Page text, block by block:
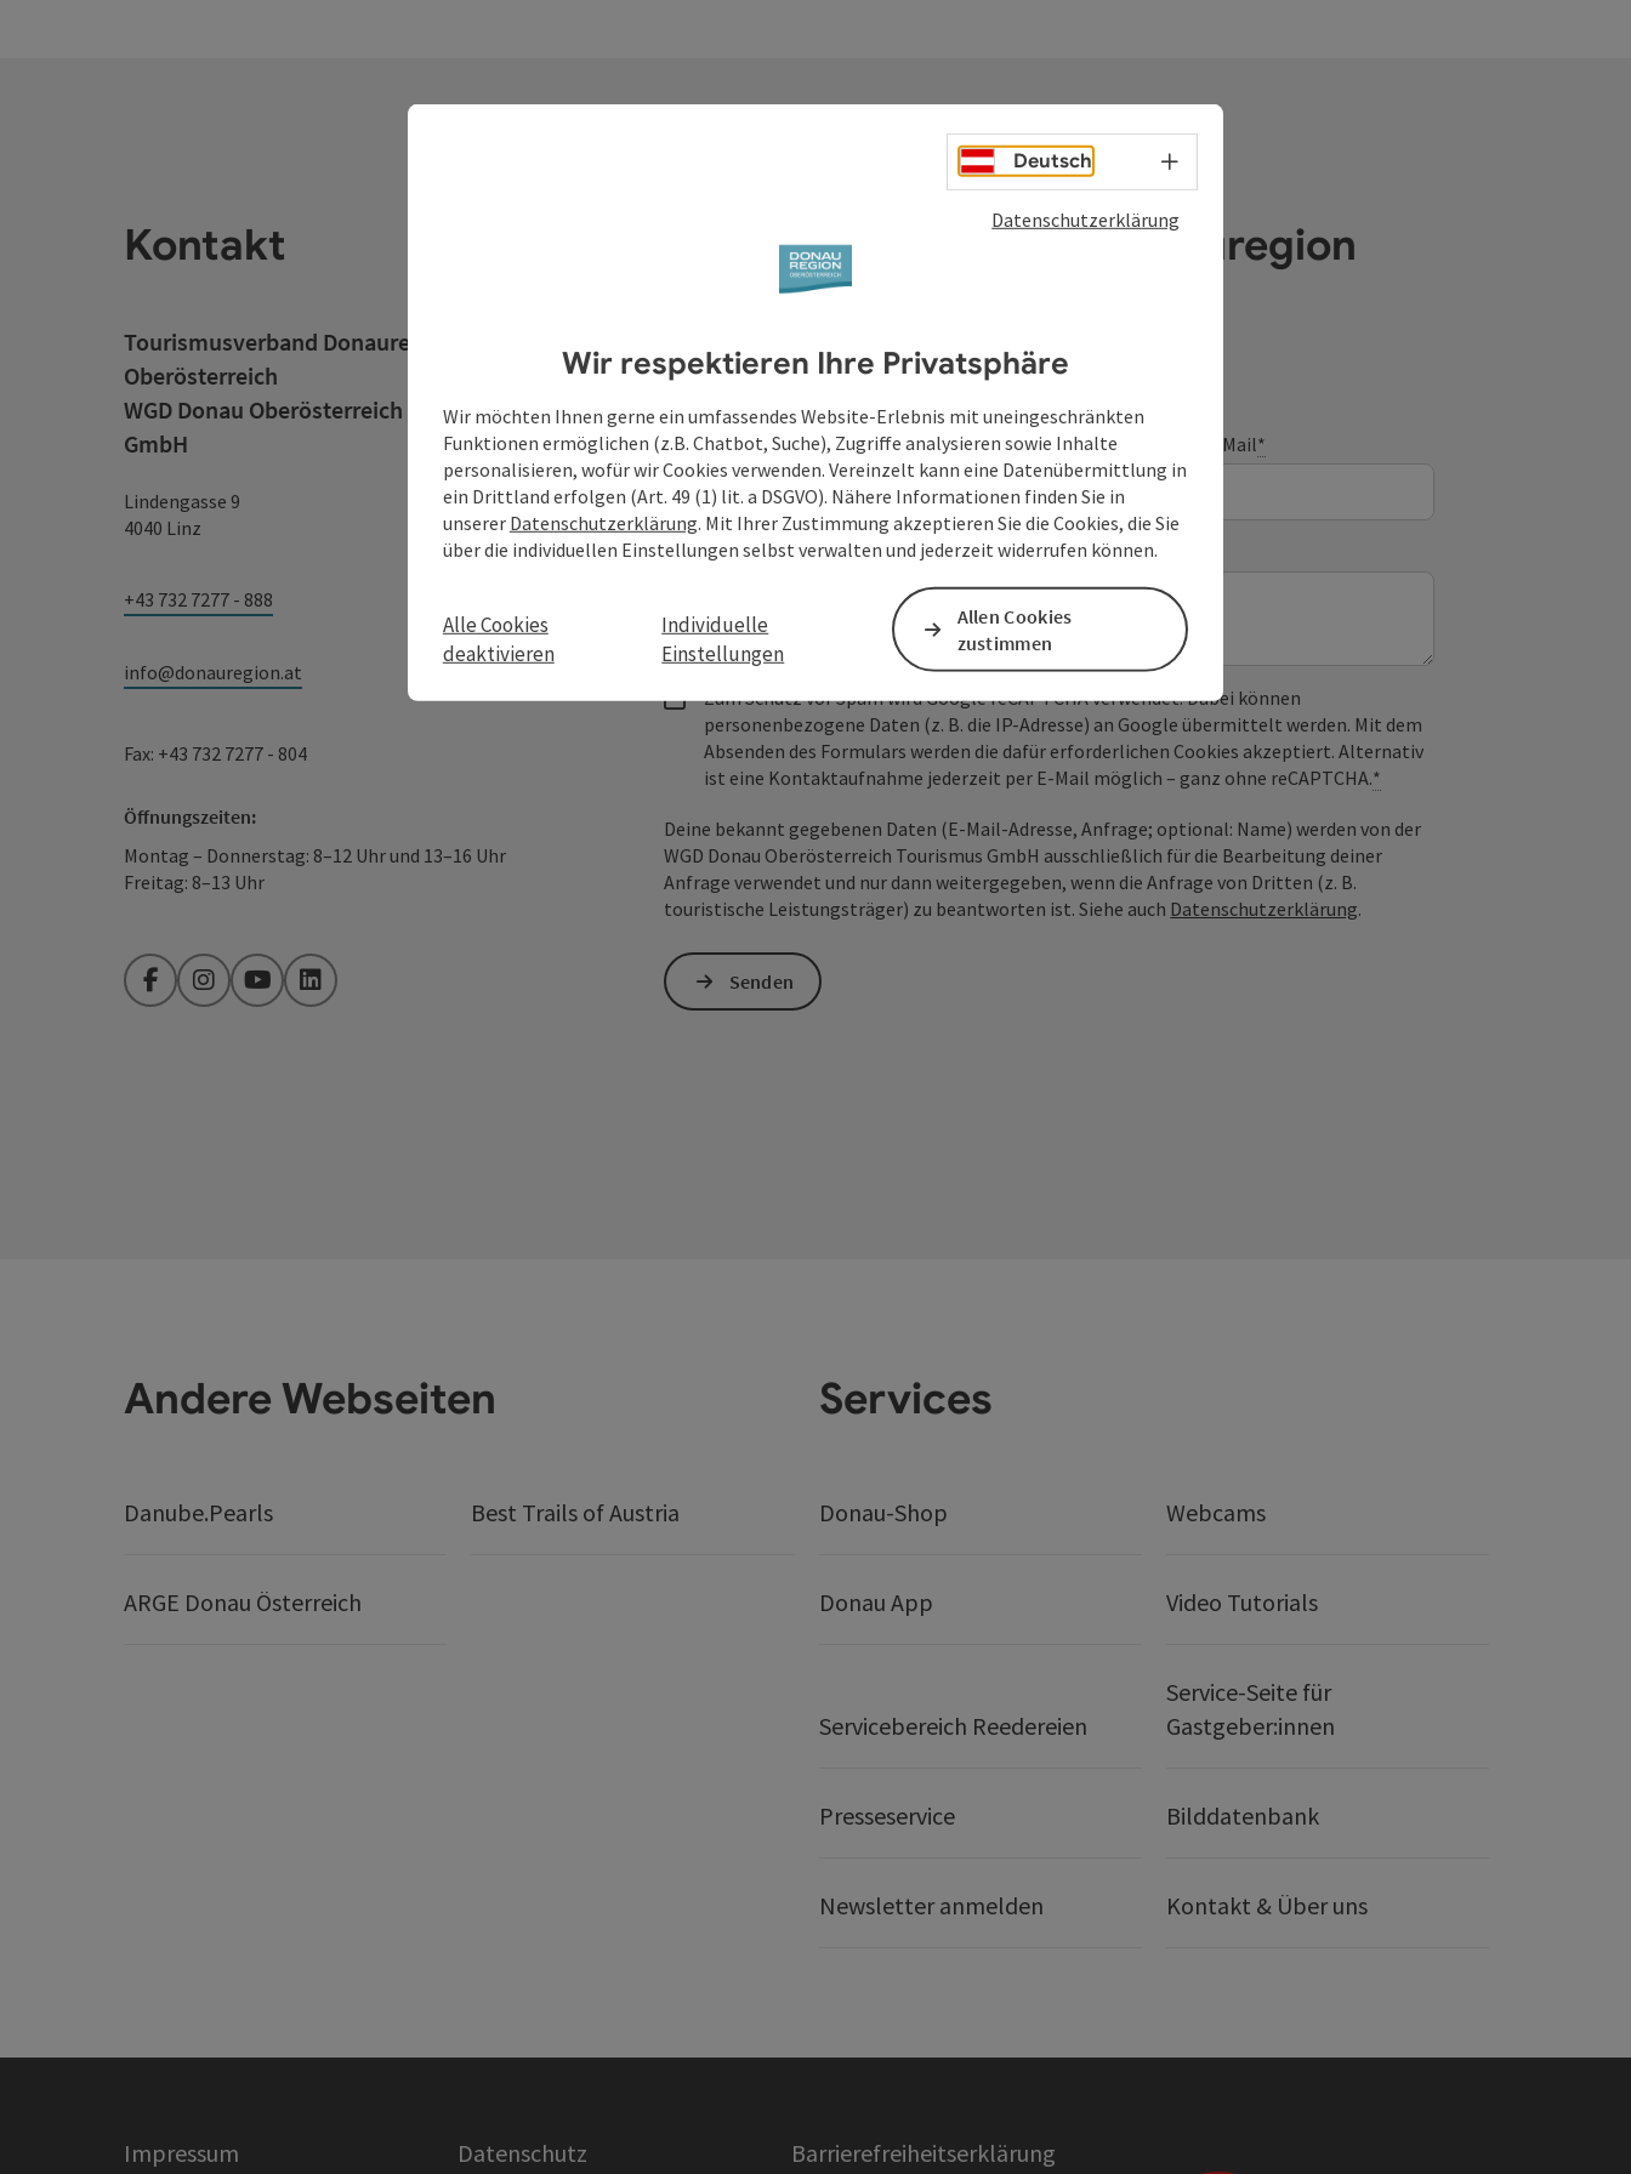
Kontakt
Tourismusverband Donauregion
Oberösterreich
WGD Donau Oberösterreich Tourismus
GmbH
Lindengasse 9
4040 Linz
+43 732 7277 - 888
info@donauregion.at
Fax: +43 732 7277 - 804
Öffnungszeiten:
Montag – Donnerstag: 8–12 Uhr und 13–16 Uhr
Freitag: 8–13 Uhr
FacebookInstagramYouTubeLinkedIn
Deine Anfrage an die Donauregion
Oberösterreich
Felder mit
Vorname Nachname E-Mail*
Unverbindliche Anfrage*
Zum Schutz vor Spam wird Google reCAPTCHA verwendet. Dabei können
personenbezogene Daten (z. B. die IP-Adresse) an Google übermittelt werden. Mit dem
Absenden des Formulars werden die dafür erforderlichen Cookies akzeptiert. Alternativ
ist eine Kontaktaufnahme jederzeit per E-Mail möglich – ganz ohne reCAPTCHA.*
Deine bekannt gegebenen Daten (E-Mail-Adresse, Anfrage; optional: Name) werden von der
WGD Donau Oberösterreich Tourismus GmbH ausschließlich für die Bearbeitung deiner
Anfrage verwendet und nur dann weitergegeben, wenn die Anfrage von Dritten (z. B.
touristische Leistungsträger) zu beantworten ist. Siehe auch Datenschutzerklärung.
Senden
Andere Webseiten
Danube.Pearls Best Trails of Austria
ARGE Donau Österreich
Services
Donau-Shop Webcams
Donau App Video Tutorials
Servicebereich Reedereien
Service-Seite für
Gastgeber:innen
Presseservice Bilddatenbank
Newsletter anmelden Kontakt & Über uns
Impressum Datenschutz Barrierefreiheitserklärung
Deutsch Sprachwahl - Menü öffnen
Datenschutzerklärung
Wir respektieren Ihre Privatsphäre
Wir möchten Ihnen gerne ein umfassendes Website-Erlebnis mit uneingeschränkten
Funktionen ermöglichen (z.B. Chatbot, Suche), Zugriffe analysieren sowie Inhalte
personalisieren, wofür wir Cookies verwenden. Vereinzelt kann eine Datenübermittlung in
ein Drittland erfolgen (Art. 49 (1) lit. a DSGVO). Nähere Informationen finden Sie in
unserer Datenschutzerklärung. Mit Ihrer Zustimmung akzeptieren Sie die Cookies, die Sie
über die individuellen Einstellungen selbst verwalten und jederzeit widerrufen können.
Alle Cookies
deaktivieren
Individuelle
Einstellungen
Allen Cookies
zustimmen